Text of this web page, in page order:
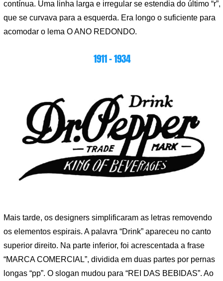
contínua. Uma linha larga e irregular se estendia do último “r”,
que se curvava para a esquerda. Era longo o suficiente para
acomodar o lema O ANO REDONDO.
1911 – 1934
Mais tarde, os designers simplificaram as letras removendo
os elementos espirais. A palavra “Drink” apareceu no canto
superior direito. Na parte inferior, foi acrescentada a frase
“MARCA COMERCIAL”, dividida em duas partes por pernas
longas “pp”. O slogan mudou para “REI DAS BEBIDAS”. Ao